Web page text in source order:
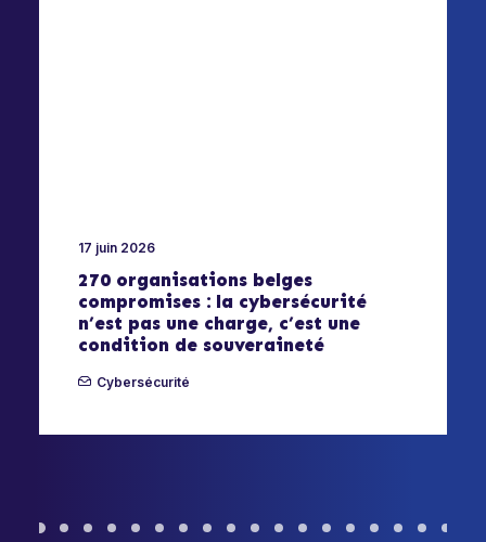
17 juin 2026
270 organisations belges
compromises : la cybersécurité
n’est pas une charge, c’est une
condition de souveraineté
Cybersécurité